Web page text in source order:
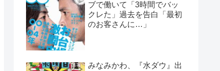
ブで働いて「3時間でバッ
クレた」過去を告白「最初
のお客さんに…」
みなみかわ、『水ダウ』出